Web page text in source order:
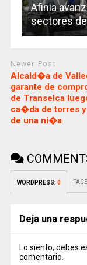
Afinia
sectores
Newer Post
Alcald�a de
garante de
de Transelca
ca�da de torres
de una ni�a
WORDPRESS: 0
Deja una
Lo siento, debes
comentario.